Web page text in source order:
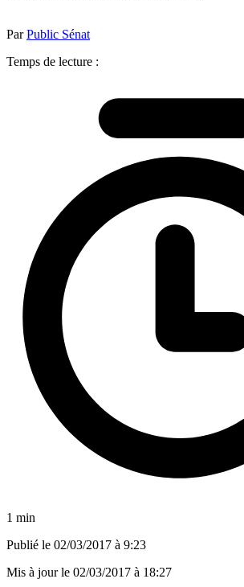
ParPublic Sénat
Temps de lecture :
1 min
Publié le 02/03/2017 à 9:23
Mis à jour le 02/03/2017 à 18:27